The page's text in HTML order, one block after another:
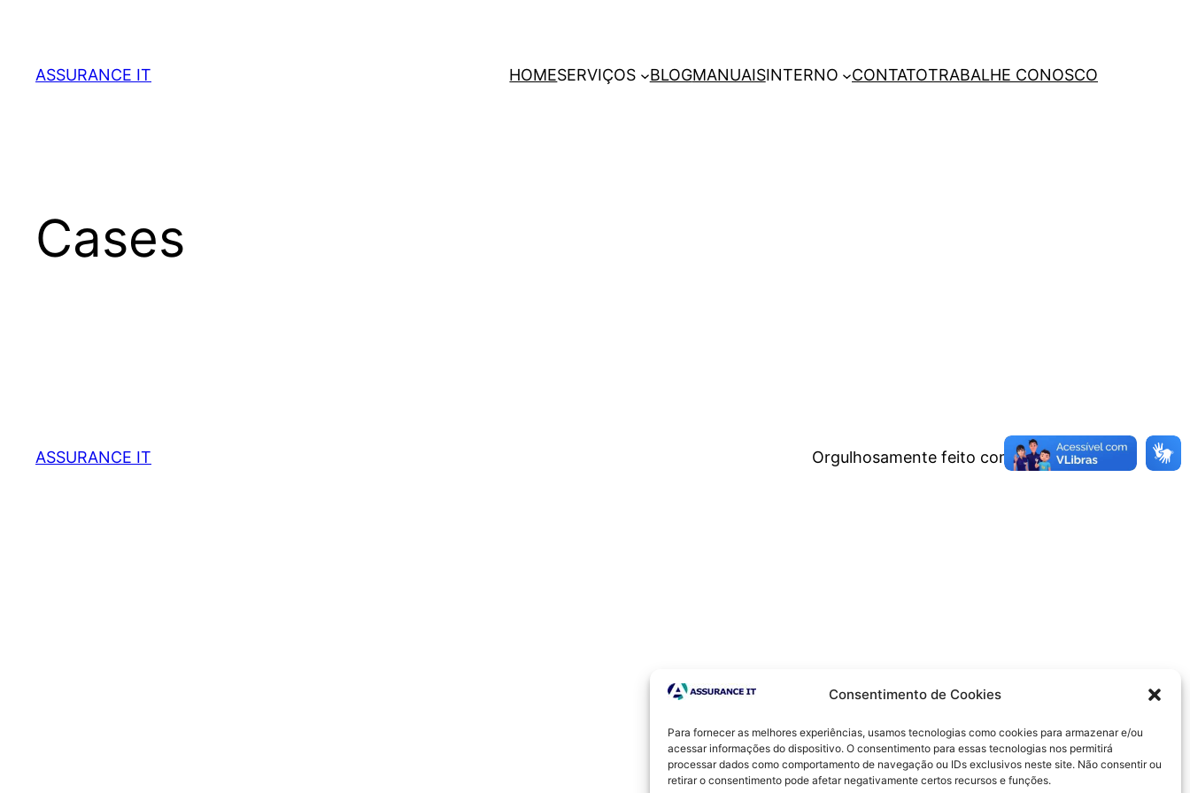
Consentimento de Cookies
Para fornecer as melhores experiências, usamos tecnologias como cookies para armazenar e/ou
acessar informações do dispositivo. O consentimento para essas tecnologias nos permitirá
processar dados como comportamento de navegação ou IDs exclusivos neste site. Não consentir ou
retirar o consentimento pode afetar negativamente certos recursos e funções.
ASSURANCE IT HOMESERVIÇOS BLOGMANUAISINTERNO CONTATOTRABALHE CONOSCO
Cases
ASSURANCE IT Orgulhosamente feito comWordPress